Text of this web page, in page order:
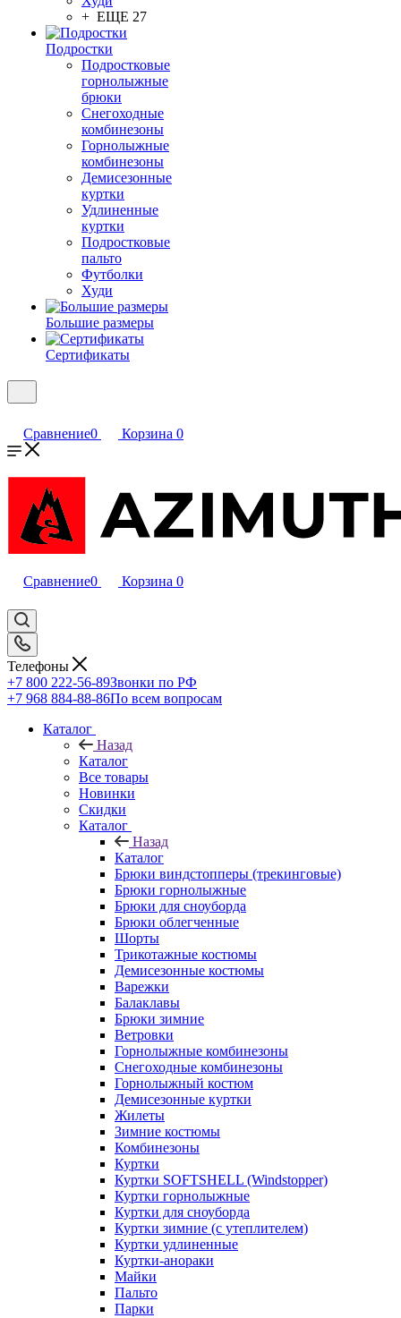
+ ЕЩЕ 27
Подростки
Подростковые
горнолыжные
брюки
Снегоходные
комбинезоны
Горнолыжные
комбинезоны
Демисезонные
куртки
Удлиненные
куртки
Подростковые
пальто
Футболки
Худи
Большие размеры
Сертификаты
Сравнение0 Корзина 0
Сравнение0 Корзина 0
Телефоны
+7 800 222-56-89Звонки по РФ
+7 968 884-88-86По всем вопросам
Каталог
Назад
Каталог
Все товары
Новинки
Скидки
Каталог
Назад
Каталог
Брюки виндстопперы (трекинговые)
Брюки горнолыжные
Брюки для сноуборда
Брюки облегченные
Шорты
Трикотажные костюмы
Демисезонные костюмы
Варежки
Балаклавы
Брюки зимние
Ветровки
Горнолыжные комбинезоны
Снегоходные комбинезоны
Горнолыжный костюм
Демисезонные куртки
Жилеты
Зимние костюмы
Комбинезоны
Куртки
Куртки SOFTSHELL (Windstopper)
Куртки горнолыжные
Куртки для сноуборда
Куртки зимние (с утеплителем)
Куртки удлиненные
Куртки-анораки
Майки
Пальто
Парки